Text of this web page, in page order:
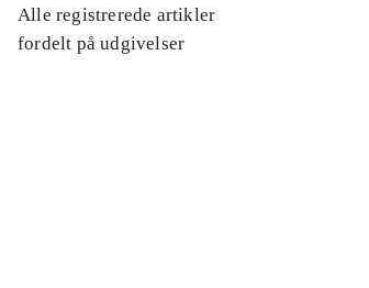
Alle registrerede artikler
fordelt på udgivelser